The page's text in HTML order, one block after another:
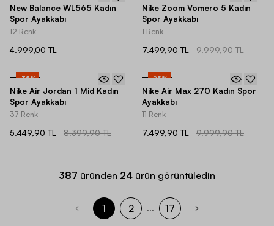
New Balance WL565 Kadın
Spor Ayakkabı
12 Renk
4.999,00 TL
Nike Zoom Vomero 5 Kadın
Spor Ayakkabı
1 Renk
7.499,90 TL 9.999,90 TL
-35%
Nike Air Jordan 1 Mid Kadın
Spor Ayakkabı
37 Renk
5.449,90 TL 8.399,90 TL
-25%
Nike Air Max 270 Kadın Spor
Ayakkabı
11 Renk
7.499,90 TL 9.999,90 TL
387 üründen 24 ürün görüntüledin
1 2 ... 17